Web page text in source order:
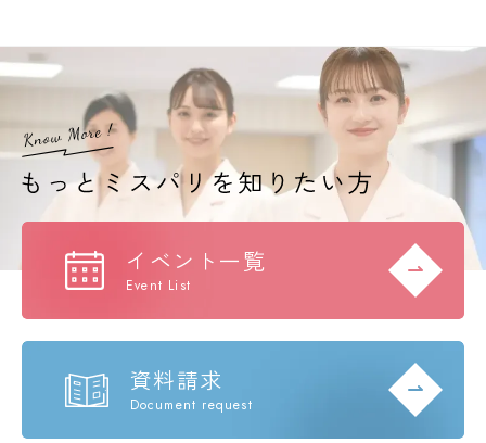
イベント一覧
Event List
資料請求
Document request